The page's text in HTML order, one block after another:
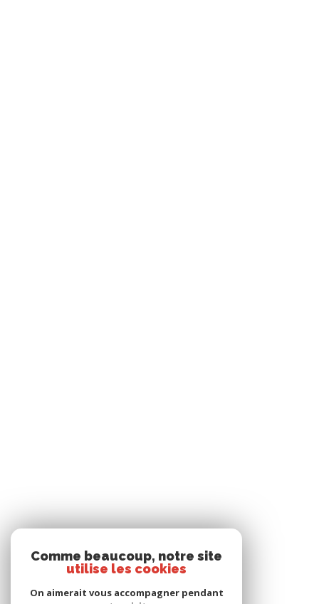
Comme beaucoup, notre site
utilise les cookies
On aimerait vous accompagner pendant